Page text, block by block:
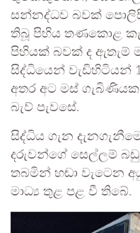
සන්නද්ධව බවක්
තිබූ පිහිය තණකොළ
පිහියක් බවක් ද ඇතැම්
සිද්ධියෙන් වැඩිහිටියන්
අතර අට මස්
බැව් පැවසේ.
සිද්ධිය ගැන
දරුවන්ගේ සෙල්ලම්
තබමින් හඬා වැටෙන
මාධ්‍ය තුළ පළ වී තිබේ.